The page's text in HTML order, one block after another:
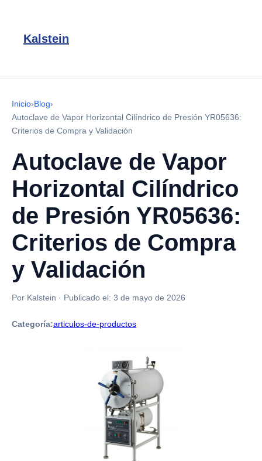
Kalstein
Inicio›Blog›
Autoclave de Vapor Horizontal Cilíndrico de Presión YR05636:
Criterios de Compra y Validación
Autoclave de Vapor
Horizontal Cilíndrico
de Presión YR05636:
Criterios de Compra
y Validación
Por Kalstein · Publicado el: 3 de mayo de 2026
Categoría:articulos-de-productos